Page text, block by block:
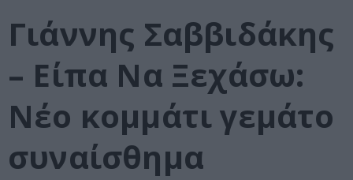
Γιάννης Σαββιδάκης
– Είπα Να Ξεχάσω:
Νέο κομμάτι γεμάτο
συναίσθημα